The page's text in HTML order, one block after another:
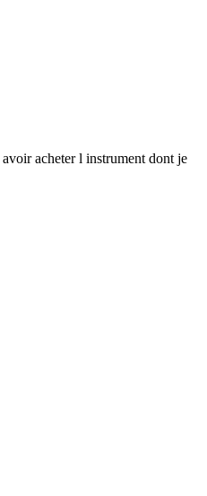
acheter l instrument dont je